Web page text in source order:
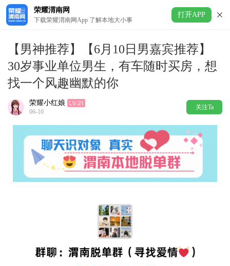
荣耀渭南网
下载荣耀渭南网App 了解本地大小事
打开APP
【男神推荐】【6月10日男嘉宾推荐】
30岁事业单位男生，有车随时买房，想
找一个风趣幽默的你
荣耀小红娘
06-10
关注Ta